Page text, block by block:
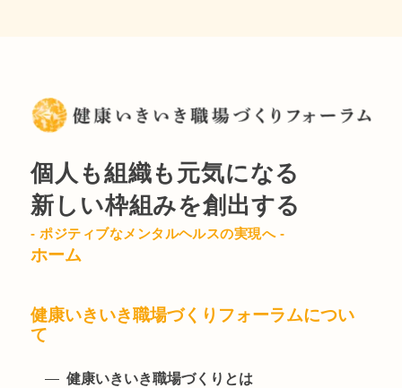
個人も組織も元気になる
新しい枠組みを創出する
- ポジティブなメンタルヘルスの実現へ -
ホーム
健康いきいき職場づくりフォーラムについ
て
健康いきいき職場づくりとは